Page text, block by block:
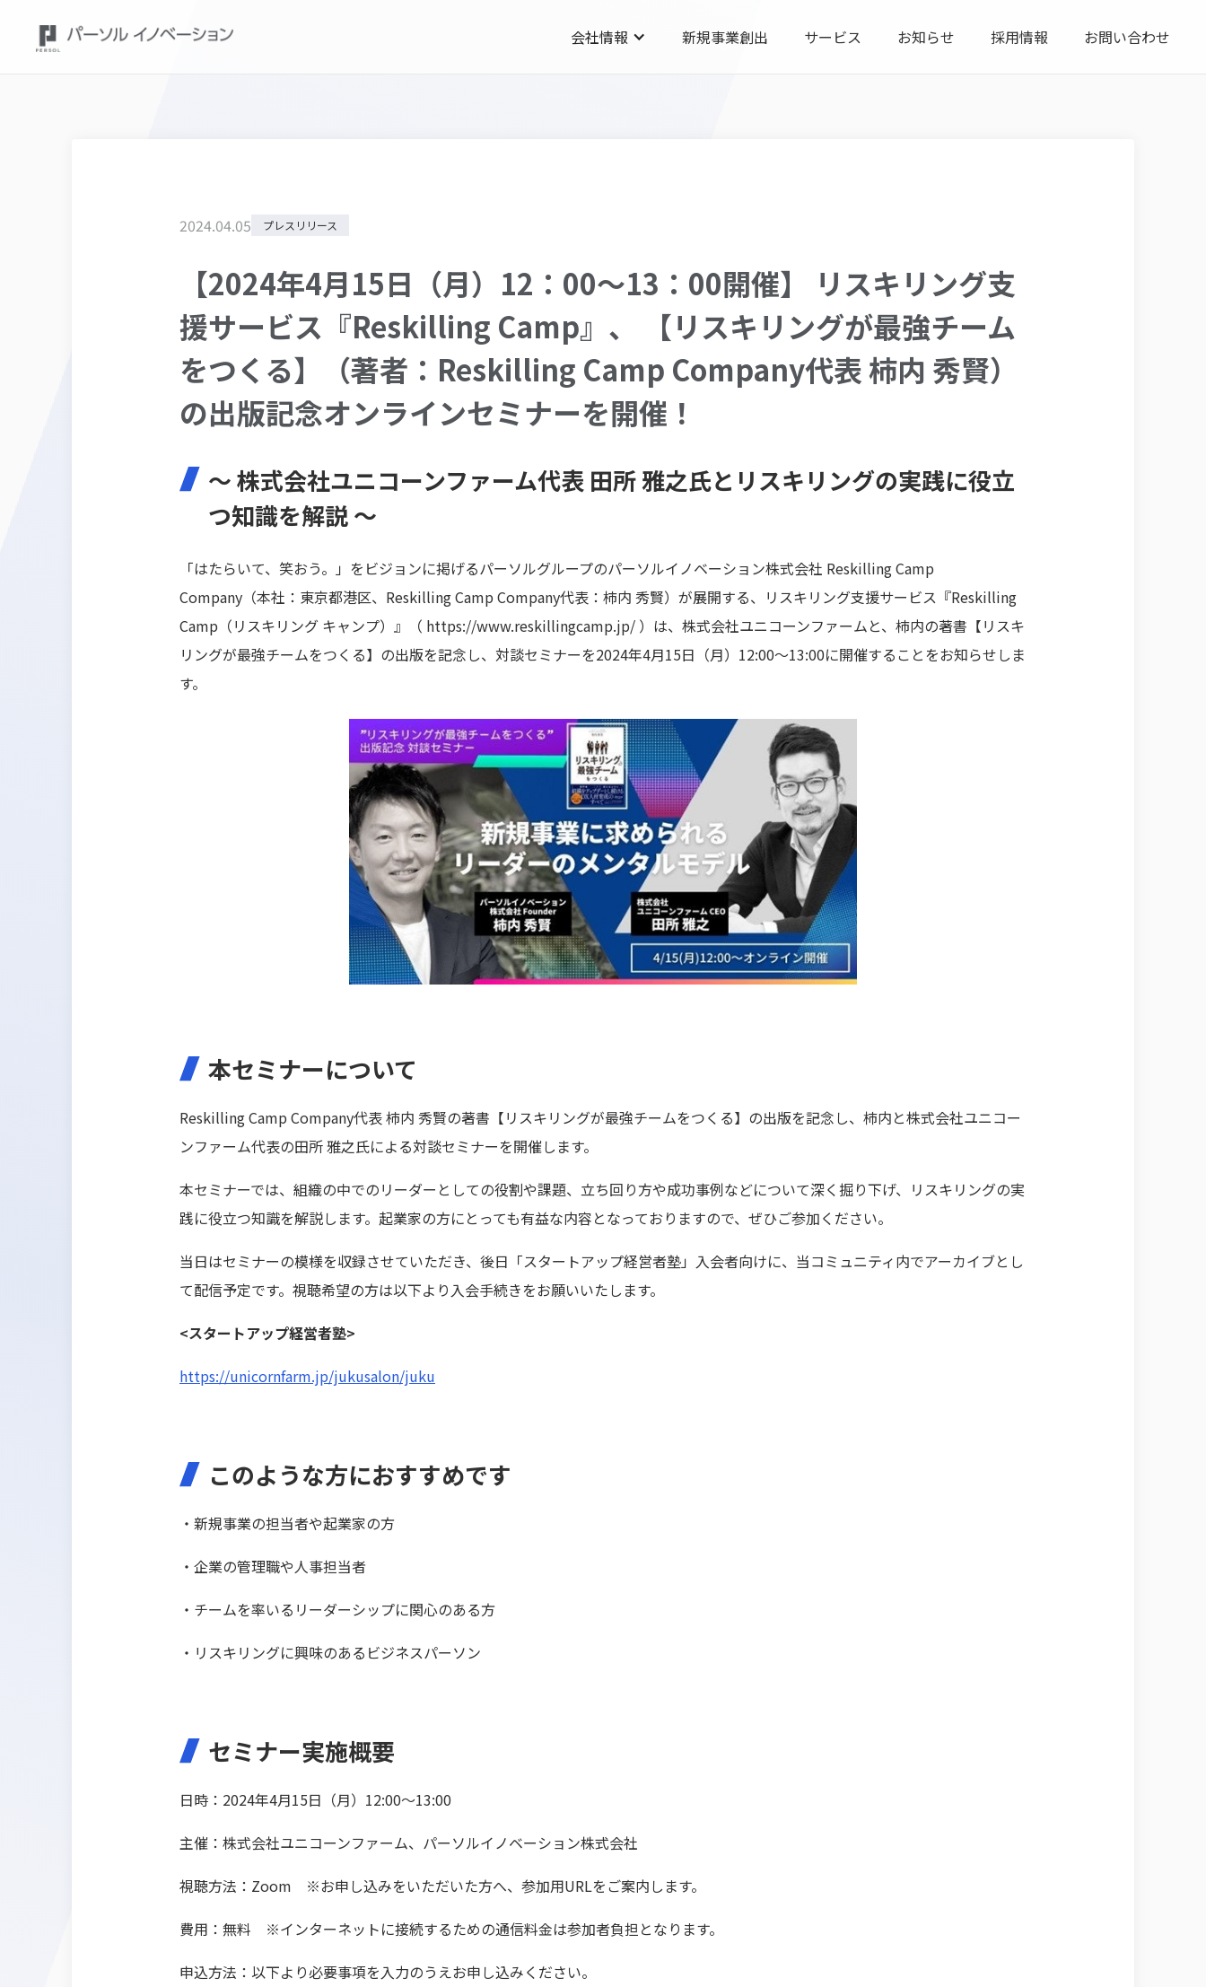
会社情報 新規事業創出 サービス お知らせ 採用情報 お問い合わせ
2024.04.05 プレスリリース
【2024年4月15日（月）12：00～13：00開催】 リスキリング支
援サービス『Reskilling Camp』、 【リスキリングが最強チーム
をつくる】（著者：Reskilling Camp Company代表 柿内 秀賢）
の出版記念オンラインセミナーを開催！
～ 株式会社ユニコーンファーム代表 田所 雅之氏とリスキリングの実践に役立
つ知識を解説 ～
「はたらいて、笑おう。」をビジョンに掲げるパーソルグループのパーソルイノベーション株式会社 Reskilling Camp
Company（本社：東京都港区、Reskilling Camp Company代表：柿内 秀賢）が展開する、リスキリング支援サービス『Reskilling
Camp（リスキリング キャンプ）』（ https://www.reskillingcamp.jp/ ）は、株式会社ユニコーンファームと、柿内の著書【リスキ
リングが最強チームをつくる】の出版を記念し、対談セミナーを2024年4月15日（月）12:00～13:00に開催することをお知らせしま
す。
本セミナーについて
Reskilling Camp Company代表 柿内 秀賢の著書【リスキリングが最強チームをつくる】の出版を記念し、柿内と株式会社ユニコー
ンファーム代表の田所 雅之氏による対談セミナーを開催します。
本セミナーでは、組織の中でのリーダーとしての役割や課題、立ち回り方や成功事例などについて深く掘り下げ、リスキリングの実
践に役立つ知識を解説します。起業家の方にとっても有益な内容となっておりますので、ぜひご参加ください。
当日はセミナーの模様を収録させていただき、後日「スタートアップ経営者塾」入会者向けに、当コミュニティ内でアーカイブとし
て配信予定です。視聴希望の方は以下より入会手続きをお願いいたします。
<スタートアップ経営者塾>
https://unicornfarm.jp/jukusalon/juku
このような方におすすめです
・新規事業の担当者や起業家の方
・企業の管理職や人事担当者
・チームを率いるリーダーシップに関心のある方
・リスキリングに興味のあるビジネスパーソン
セミナー実施概要
日時：2024年4月15日（月）12:00～13:00
主催：株式会社ユニコーンファーム、パーソルイノベーション株式会社
視聴方法：Zoom ※お申し込みをいただいた方へ、参加用URLをご案内します。
費用：無料 ※インターネットに接続するための通信料金は参加者負担となります。
申込方法：以下より必要事項を入力のうえお申し込みください。